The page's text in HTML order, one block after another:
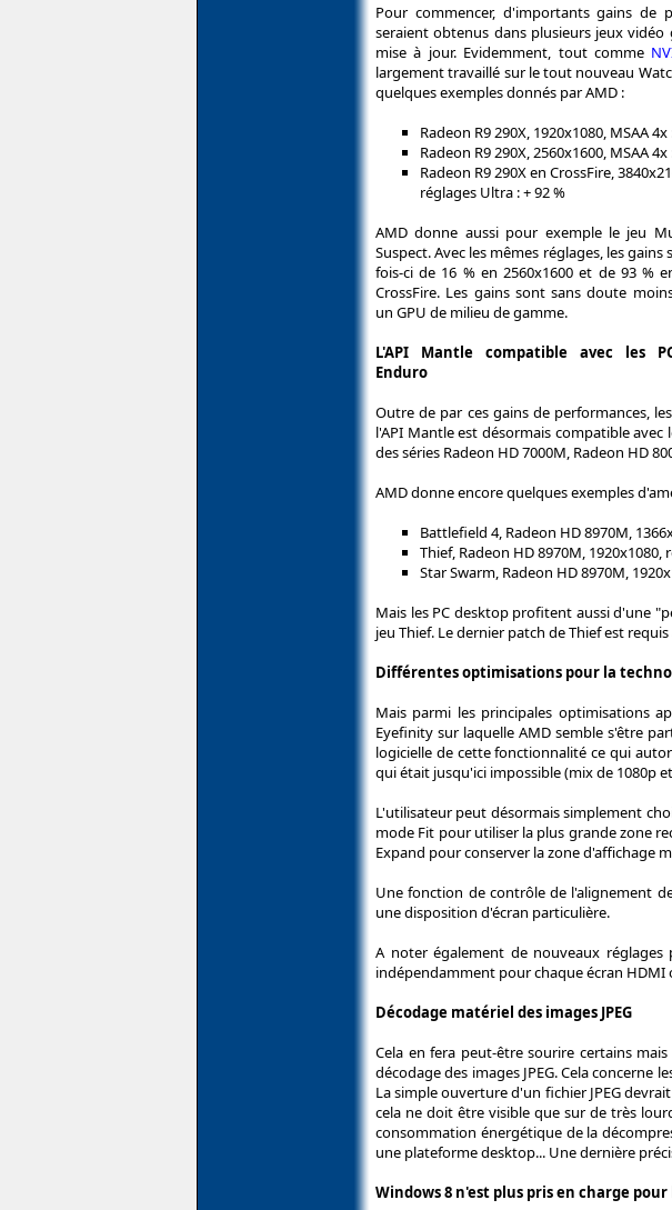
Pour commencer, d'importants gains de
seraient obtenus dans plusieurs jeux vidéo
mise à jour. Evidemment, tout comme
largement travaillé sur le tout nouveau
quelques exemples donnés par AMD :
Radeon R9 290X, 1920x1080, MSAA 4x
Radeon R9 290X, 2560x1600, MSAA 4x
Radeon R9 290X en CrossFire,
réglages Ultra : + 92 %
AMD donne aussi pour exemple le jeu
Suspect. Avec les mêmes réglages, les gains
fois-ci de 16 % en 2560x1600 et de 93 %
CrossFire. Les gains sont sans doute
un GPU de milieu de gamme.
L'API Mantle compatible avec les
Enduro
Outre de par ces gains de performances,
l'API Mantle est désormais compatible
des séries Radeon HD 7000M, Radeon HD
AMD donne encore quelques exemples
Battlefield 4, Radeon HD 8970M,
Thief, Radeon HD 8970M, 1920x1080,
Star Swarm, Radeon HD 8970M,
Mais les PC desktop profitent aussi d'une
jeu Thief. Le dernier patch de Thief est
Différentes optimisations pour la
Mais parmi les principales optimisations
Eyefinity sur laquelle AMD semble s'être
logicielle de cette fonctionnalité ce qui
qui était jusqu'ici impossible (mix de 1080p
L'utilisateur peut désormais simplement
mode Fit pour utiliser la plus grande zone
Expand pour conserver la zone d'affichage
Une fonction de contrôle de l'alignement
une disposition d'écran particulière.
A noter également de nouveaux
indépendamment pour chaque écran HDMI
Décodage matériel des images JPEG
Cela en fera peut-être sourire certains
décodage des images JPEG. Cela concerne
La simple ouverture d'un fichier JPEG
cela ne doit être visible que sur de très
consommation énergétique de la
une plateforme desktop... Une dernière
Windows 8 n'est plus pris en charge